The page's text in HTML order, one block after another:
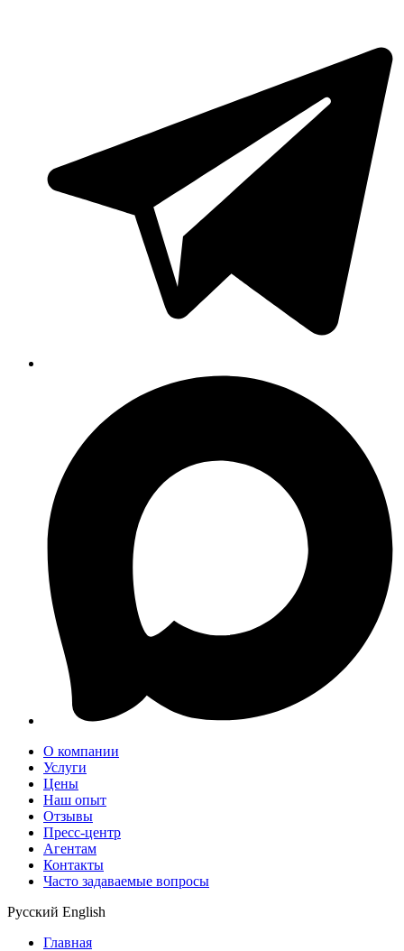
О компании
Услуги
Цены
Наш опыт
Отзывы
Пресс-центр
Агентам
Контакты
Часто задаваемые вопросы
Русский English
Главная